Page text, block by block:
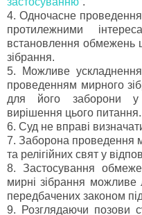
4. Одночасне
протилежними
встановлення обмежень
зібрання.
5. Можливе
проведенням мирного
для його заборони у
вирішення цього питання.
6. Суд не вправі
7. Заборона проведення
та релігійних свят у
8. Застосування
мирні зібрання
передбачених законом
9. Розглядаючи позови